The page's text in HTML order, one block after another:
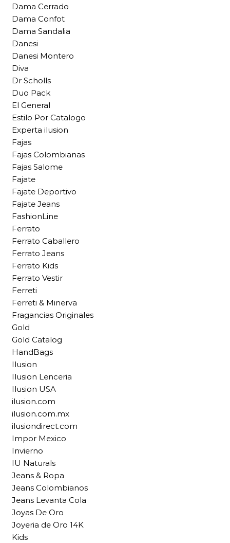
Dama Cerrado
Dama Confot
Dama Sandalia
Danesi
Danesi Montero
Diva
Dr Scholls
Duo Pack
El General
Estilo Por Catalogo
Experta ilusion
Fajas
Fajas Colombianas
Fajas Salome
Fajate
Fajate Deportivo
Fajate Jeans
FashionLine
Ferrato
Ferrato Caballero
Ferrato Jeans
Ferrato Kids
Ferrato Vestir
Ferreti
Ferreti & Minerva
Fragancias Originales
Gold
Gold Catalog
HandBags
Ilusion
Ilusion Lenceria
Ilusion USA
ilusion.com
ilusion.com.mx
ilusiondirect.com
Impor Mexico
Invierno
IU Naturals
Jeans & Ropa
Jeans Colombianos
Jeans Levanta Cola
Joyas De Oro
Joyeria de Oro 14K
Kids